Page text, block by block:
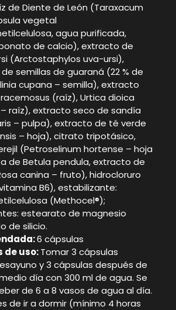
de Diente de León (Taraxacum
vegetal
agua purificada,
de calcio), extracto de
(Arctostaphylos uva-ursi),
semillas de guaraná (22 % de
cupana – semilla), extracto
(raíz), Urtica dioica
raíz), extracto seco de sandía
– pulpa), extracto de té verde
– hoja), citrato tripotásico,
(Petroselinum hortense – hoja
de Betula pendula, extracto de
canina – fruto), hidrocloruro
B6), estabilizante:
(Methocel®);
estearato de magnesio
de silicio.
6 cápsulas
de uso:Tomar 3 cápsulas
y 3 cápsulas después de
día con 300 ml de agua. Se
de 6 a 8 vasos de agua al día.
de ir a dormir (mínimo 4 horas